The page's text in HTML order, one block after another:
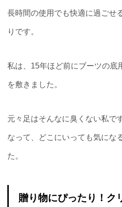
長時間の使用でも快適に過ごせ
りです。
私は、15年ほど前にブーツの底
を敷きました。
元々足はそんなに臭くない私で
なって、どこにいっても気にな
た。
贈り物にぴったり！ク